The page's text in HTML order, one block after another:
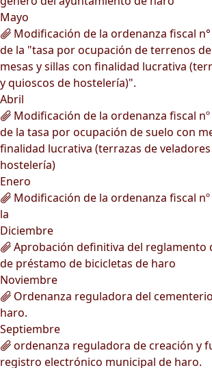
Mayo
Modificación de la ordenanza fiscal
de la "tasa por ocupación de terrenos
mesas y sillas con finalidad lucrativa
y quioscos de hostelería)".
Abril
Modificación de la ordenanza fiscal
de la tasa por ocupación de suelo con
finalidad lucrativa (terrazas de
hostelería)
Enero
Modificación de la ordenanza fiscal
la
Diciembre
Aprobación definitiva del reglamento
de préstamo de bicicletas de haro
Noviembre
Ordenanza reguladora del
haro.
Septiembre
ordenanza reguladora de creación y
registro electrónico municipal de haro.